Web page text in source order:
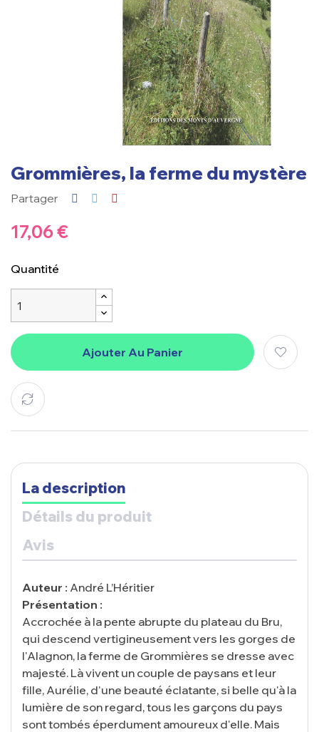
Grommières, la ferme du mystère
Partager
17,06 €
Quantité
Ajouter Au Panier
La description
Détails du produit
Avis
Auteur : André L’Héritier
Présentation :
Accrochée à la pente abrupte du plateau du Bru,
qui descend vertigineusement vers les gorges de
l'Alagnon, la ferme de Grommières se dresse avec
majesté. Là vivent un couple de paysans et leur
fille, Aurélie, d'une beauté éclatante, si belle qu'à la
lumière de son regard, tous les garçons du pays
sont tombés éperdument amoureux d'elle. Mais